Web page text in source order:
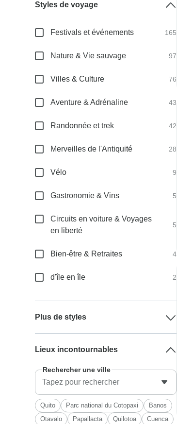
Styles de voyage
Festivals et événements 165
Nature & Vie sauvage 97
Villes & Culture 76
Aventure & Adrénaline 43
Randonnée et trek 42
Merveilles de l'Antiquité 28
Vélo 9
Gastronomie & Vins 5
Circuits en voiture & Voyages
en liberté
5
Bien-être & Retraites 4
d'île en île 2
Plus de styles
Lieux incontournables
Rechercher une ville
Quito Parc national du Cotopaxi
Banos
Otavalo
Papallacta Quilotoa Cuenca